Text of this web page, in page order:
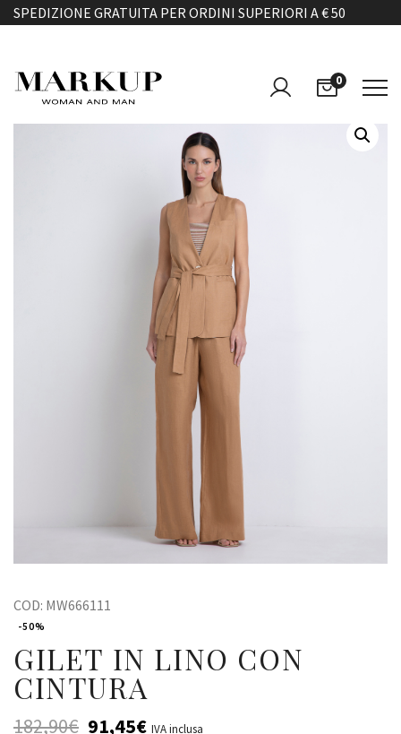
SPEDIZIONE GRATUITA PER ORDINI SUPERIORI A € 50
0
COD: MW666111
-50%
GILET IN LINO CON
CINTURA
182,90€ 91,45€ IVA inclusa